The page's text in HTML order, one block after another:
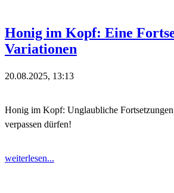
Honig im Kopf: Eine
Variationen
20.08.2025, 13:13
Honig im Kopf: Unglaubliche
verpassen dürfen!
weiterlesen...